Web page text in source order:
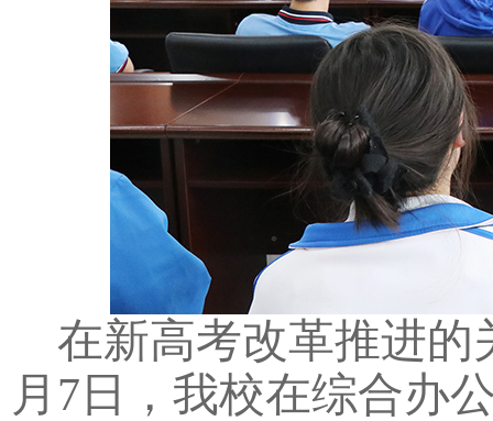
在新高考改革推进的
月7日，我校在综合办